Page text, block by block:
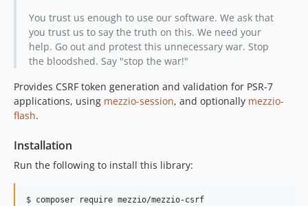
You trust us enough to use our software. We ask that
you trust us to say the truth on this. We need your
help. Go out and protest this unnecessary war. Stop
the bloodshed. Say "stop the war!"
Provides CSRF token generation and validation for PSR-7
applications, using mezzio-session, and optionally mezzio-
flash.
Installation
Run the following to install this library:
$ composer require mezzio/mezzio-csrf